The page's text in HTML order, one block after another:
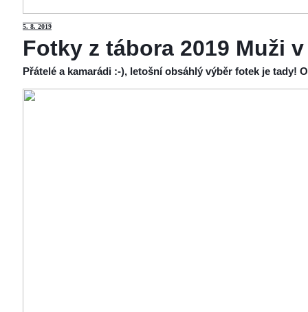
5. 8. 2019
Fotky z tábora 2019 Muži
Přátelé a kamarádi :-), letošní obsáhlý výběr fotek je tady!